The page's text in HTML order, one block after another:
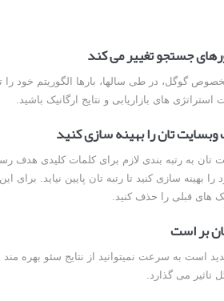
جستجو تغییر می کند
گوگل، در طی سالها، بارها الگوریتم خود را
های بازاریابی و نتایج ارگانیک باشید.
وبسایت تان را بهینه سازی کنید
به رتبه بندی لازم برای کلمات کلیدی هدف
بهینه سازی کنید تا رتبه تان پایین نیاید. برای
های قبلی را حذف کنید.
بر است
است به سرعت نمیتوانید از نتایج سئو بهره
تاثیر می گذارد.